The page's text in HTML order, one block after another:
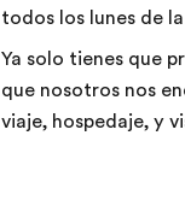
todos los lunes de
Ya solo tienes que
que nosotros nos
viaje, hospedaje, y